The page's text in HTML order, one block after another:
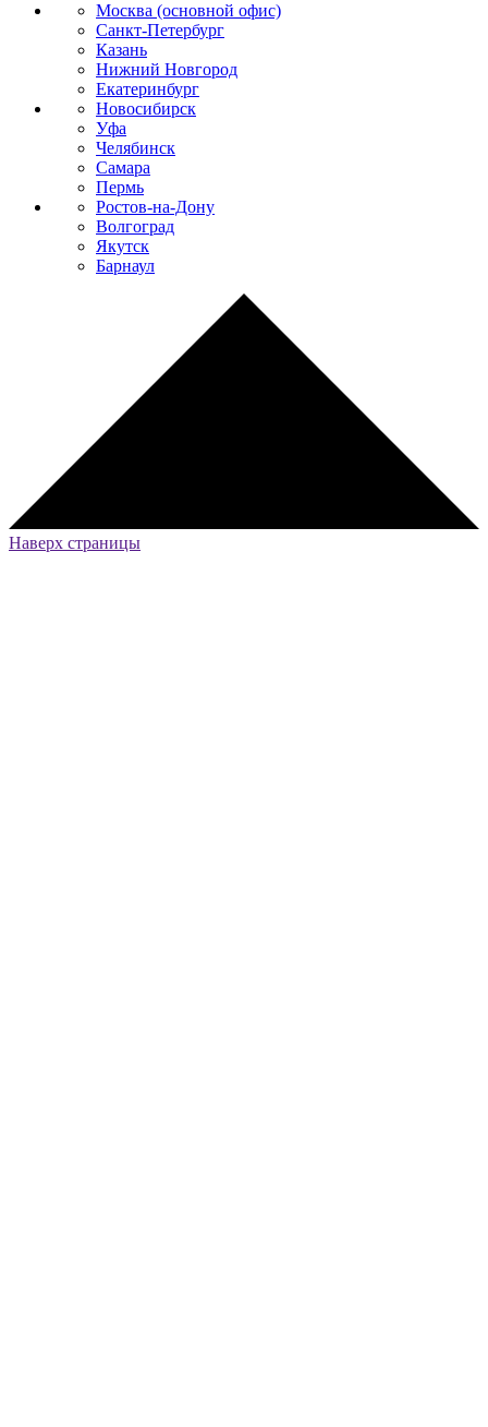
Москва (основной офис)
Санкт-Петербург
Казань
Нижний Новгород
Екатеринбург
Новосибирск
Уфа
Челябинск
Самара
Пермь
Ростов-на-Дону
Волгоград
Якутск
Барнаул
Наверх страницы